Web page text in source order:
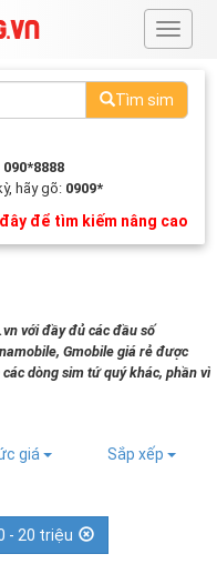
#
Tìm sim
090*8888
hãy gõ: 0909*
đây để tìm kiếm nâng cao
với đầy đủ các đầu số
Gmobile giá rẻ được
dòng sim tứ quý khác, phần vì
giá Sắp xếp
- 20 triệu